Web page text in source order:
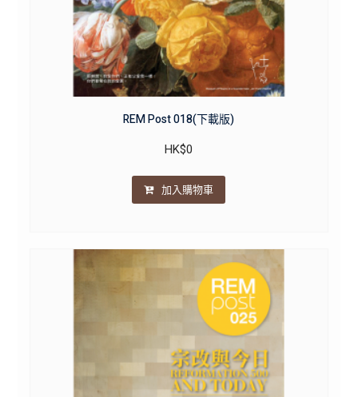
REM Post 018(下載版)
HK$0
加入購物車